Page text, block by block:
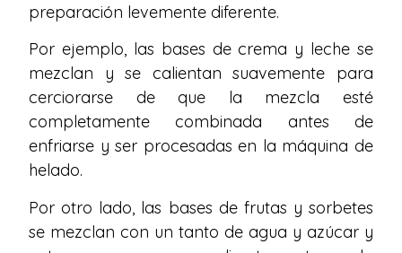
preparación levemente diferente.
Por ejemplo, las bases de crema y leche se
mezclan y se calientan suavemente para
cerciorarse de que la mezcla esté
completamente combinada antes de
enfriarse y ser procesadas en la máquina de
helado.
Por otro lado, las bases de frutas y sorbetes
se mezclan con un tanto de agua y azúcar y